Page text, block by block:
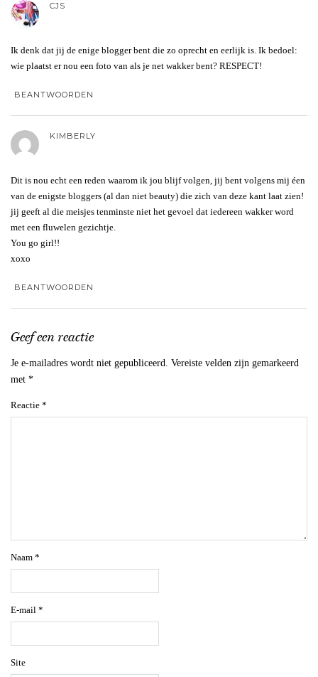
CJS
Ik denk dat jij de enige blogger bent die zo oprecht en eerlijk is. Ik bedoel:
wie plaatst er nou een foto van als je net wakker bent? RESPECT!
BEANTWOORDEN
KIMBERLY
Dit is nou echt een reden waarom ik jou blijf volgen, jij bent volgens mij éen
van de enigste bloggers (al dan niet beauty) die zich van deze kant laat zien!
jij geeft al die meisjes tenminste niet het gevoel dat iedereen wakker word
met een fluwelen gezichtje.
You go girl!!
xoxo
BEANTWOORDEN
Geef een reactie
Je e-mailadres wordt niet gepubliceerd. Vereiste velden zijn gemarkeerd
met *
Reactie *
Naam *
E-mail *
Site